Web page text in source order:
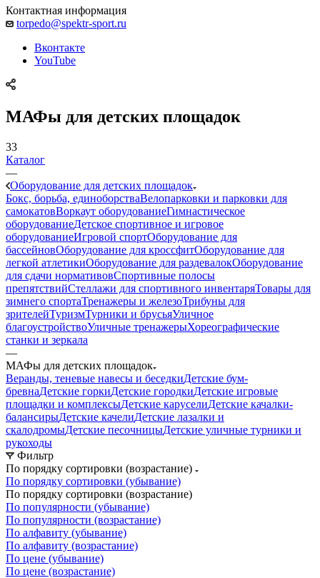
Контактная информация
torpedo@spektr-sport.ru
Вконтакте
YouTube
МАФы для детских площадок
33
Каталог
—
Оборудование для детских площадок
Бокс, борьба, единоборстваВелопарковки и парковки для
самокатовВоркаут оборудованиеГимнастическое
оборудованиеДетское спортивное и игровое
оборудованиеИгровой спортОборудование для
бассейновОборудование для кроссфитОборудование для
легкой атлетикиОборудование для раздевалокОборудование
для сдачи нормативовСпортивные полосы
препятствийСтеллажи для спортивного инвентаряТовары для
зимнего спортаТренажеры и железоТрибуны для
зрителейТуризмТурники и брусьяУличное
благоустройствоУличные тренажерыХореографические
станки и зеркала
—
МАФы для детских площадок
Веранды, теневые навесы и беседкиДетские бум-
бревнаДетские горкиДетские городкиДетские игровые
площадки и комплексыДетские каруселиДетские качалки-
балансирыДетские качелиДетские лазалки и
скалодромыДетские песочницыДетские уличные турники и
рукоходы
Фильтр
По порядку сортировки (возрастание)
По порядку сортировки (убывание)
По порядку сортировки (возрастание)
По популярности (убывание)
По популярности (возрастание)
По алфавиту (убывание)
По алфавиту (возрастание)
По цене (убывание)
По цене (возрастание)